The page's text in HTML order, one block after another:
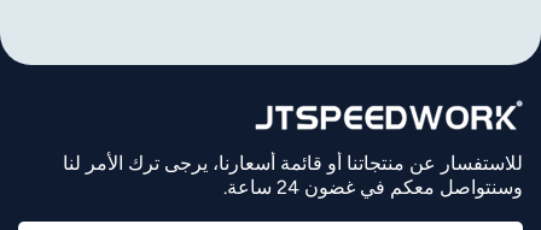
للاستفسار عن منتجاتنا أو قائمة أسعارنا، يرجى ترك الأمر لنا
وسنتواصل معكم في غضون 24 ساعة.